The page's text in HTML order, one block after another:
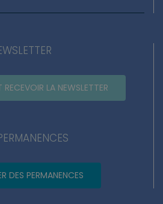
RECEVOIR LA NEWSLETTER
DES PERMANENCES